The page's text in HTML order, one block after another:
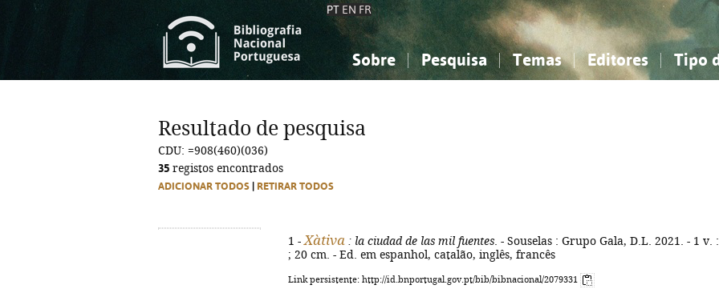
PT EN FR
Sobre Pesquisa Temas
Ciências sociais...
Editores Tipo
Ciências sociais...
Resultado de pesquisa
CDU: =908(460)(036)
35 registos encontrados
ADICIONAR TODOS RETIRAR TODOS
1 - Xàtiva : la ciudad de las mil fuentes . - Souselas : Grupo Gala, D.L. 2021. - 1 v.
; 20 cm. - Ed. em espanhol, catalão, inglês, francês
Link persistente: http://id.bnportugal.gov.pt/bib/bibnacional/2079331